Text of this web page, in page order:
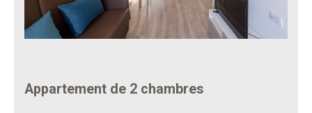
Appartement de 2 chambres